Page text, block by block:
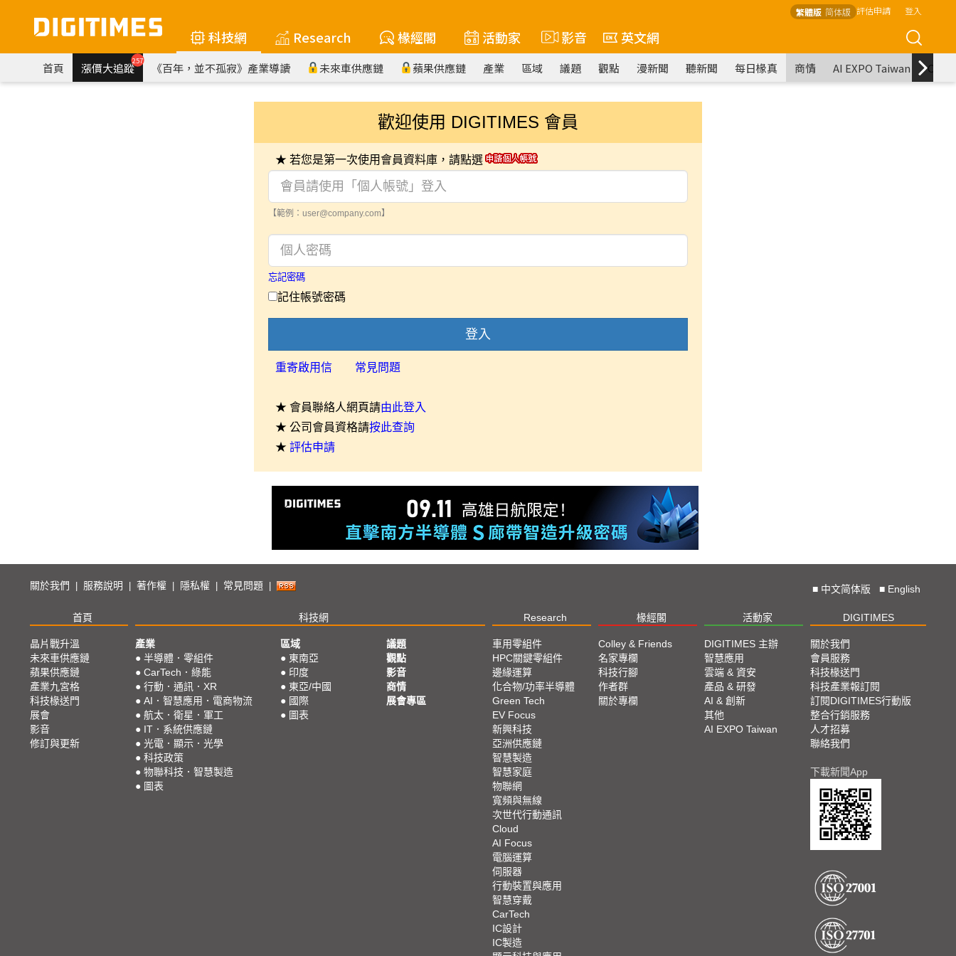
繁體版 简体版 評估申請 登入
科技網 Research 椽經閣 活動家 影音 英文網
首頁 漲價大追蹤257 《百年，並不孤寂》產業導讀 未來車供應鏈 蘋果供應鏈 產業 區域 議題 觀點 漫新聞 聽新聞 每日椽真 商情 AI EXPO Taiwan
歡迎使用 DIGITIMES 會員
★ 若您是第一次使用會員資料庫，請點選
【範例：user@company.com】
忘記密碼
記住帳號密碼
登入
重寄啟用信 常見問題
★ 會員聯絡人網頁請由此登入
★ 公司會員資格請按此查詢
★ 評估申請
關於我們 服務說明 著作權 隱私權 常見問題 ■ 中文简体版 ■ English
首頁 科技網 Research 椽經閣 活動家 DIGITIMES
晶片戰升溫
未來車供應鏈
蘋果供應鏈
產業九宮格
科技椽送門
展會
影音
修訂與更新
產業
● 半導體．零組件
● CarTech．綠能
● 行動．通訊．XR
● AI．智慧應用．電商物流
● 航太．衛星．軍工
● IT．系統供應鏈
● 光電．顯示．光學
● 科技政策
● 物聯科技．智慧製造
● 圖表
區域
● 東南亞
● 印度
● 東亞/中國
● 國際
● 圖表
議題
觀點
影音
商情
展會專區
車用零組件
HPC關鍵零組件
邊緣運算
化合物/功率半導體
Green Tech
EV Focus
新興科技
亞洲供應鏈
智慧製造
智慧家庭
物聯網
寬頻與無線
次世代行動通訊
Cloud
AI Focus
電腦運算
伺服器
行動裝置與應用
智慧穿戴
CarTech
IC設計
IC製造
Colley & Friends
名家專欄
科技行腳
作者群
關於專欄
DIGITIMES 主辦
智慧應用
雲端 & 資安
產品 & 研發
AI & 創新
其他
AI EXPO Taiwan
關於我們
會員服務
科技椽送門
科技產業報訂閱
訂閱DIGITIMES行動版
整合行銷服務
人才招募
聯絡我們
下載新聞App